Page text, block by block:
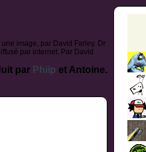
image, par David Farley. Dr
par internet. Par David
par Phiip et Antoine.